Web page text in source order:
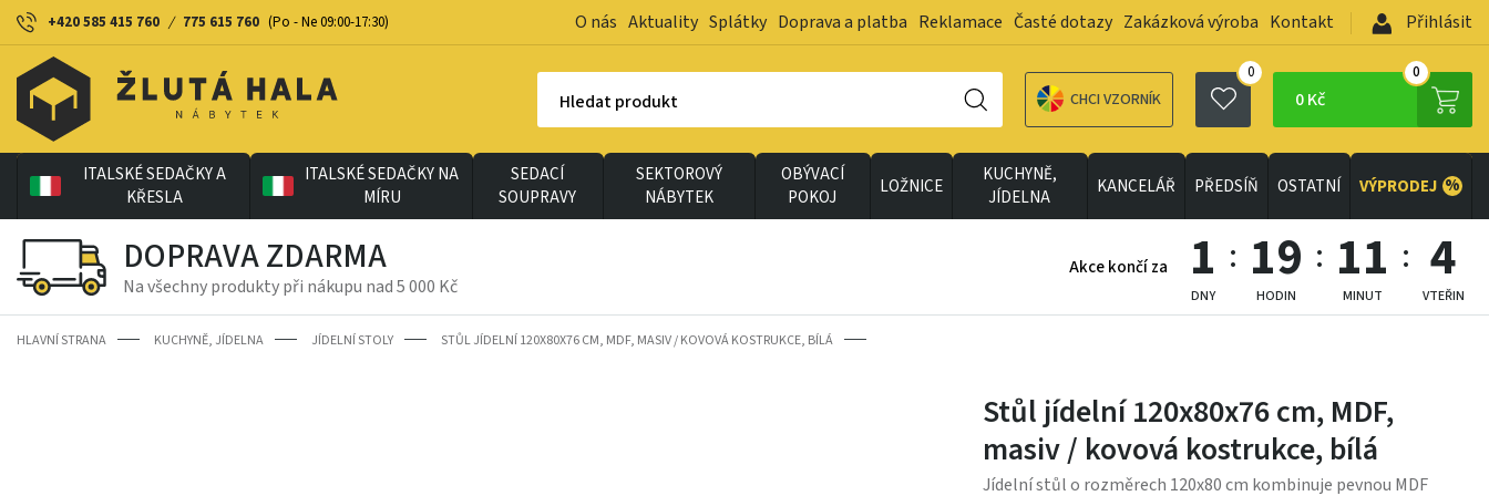
+420 585 415 760 / 775 615 760 (Po - Ne 09:00-17:30) O nás Aktuality Splátky Doprava a platba Reklamace Časté dotazy Zakázková výroba Kontakt Přihlásit
Hledat produkt CHCI VZORNÍK
0
0 Kč
0
ITALSKÉ SEDAČKY A
KŘESLA
ITALSKÉ SEDAČKY NA
MÍRU
SEDACÍ
SOUPRAVY
SEKTOROVÝ
NÁBYTEK
OBÝVACÍ
POKOJ
LOŽNICE
KUCHYNĚ,
JÍDELNA
KANCELÁŘ PŘEDSÍŇ OSTATNÍ VÝPRODEJ %
DOPRAVA ZDARMA
Na všechny produkty při nákupu nad 5 000 Kč
Akce končí za 1
DNY
19
HODIN
11
MINUT
3
VTEŘIN
HLAVNÍ STRANA KUCHYNĚ, JÍDELNA JÍDELNÍ STOLY STŮL JÍDELNÍ 120X80X76 CM, MDF, MASIV / KOVOVÁ KOSTRUKCE, BÍLÁ
Stůl jídelní 120x80x76 cm, MDF,
masiv / kovová kostrukce, bílá
Jídelní stůl o rozměrech 120x80 cm kombinuje pevnou MDF